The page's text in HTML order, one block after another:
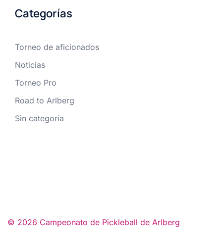
Categorías
Torneo de aficionados
Noticias
Torneo Pro
Road to Arlberg
Sin categoría
© 2026 Campeonato de Pickleball de Arlberg